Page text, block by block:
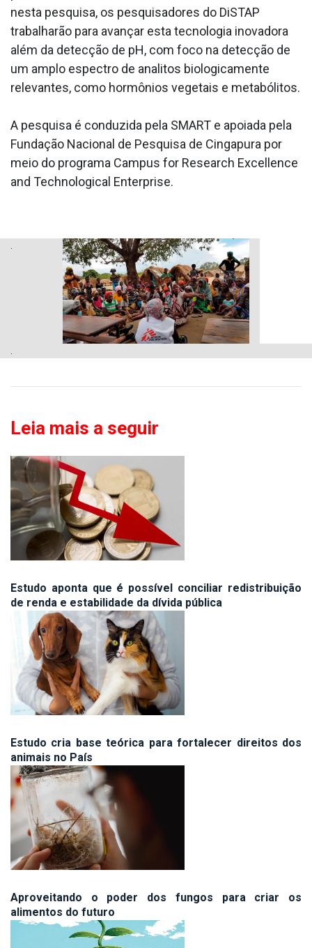
nesta pesquisa, os pesquisadores do DiSTAP
trabalharão para avançar esta tecnologia inovadora
além da detecção de pH, com foco na detecção de
um amplo espectro de analitos biologicamente
relevantes, como hormônios vegetais e metabólitos.
A pesquisa é conduzida pela SMART e apoiada pela
Fundação Nacional de Pesquisa de Cingapura por
meio do programa Campus for Research Excellence
and Technological Enterprise.
.
.
Leia mais a seguir
Estudo aponta que é possível conciliar redistribuição
de renda e estabilidade da dívida pública
Estudo cria base teórica para fortalecer direitos dos
animais no País
Aproveitando o poder dos fungos para criar os
alimentos do futuro